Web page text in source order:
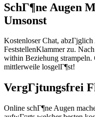
SchГ¶ne Augen
Umsonst
Kostenloser Chat,
FeststellenKlammer zu.
within Beziehung
mittlerweile losgelГ¶st!
VergГјtungsfrei
Online schГ¶ne Augen